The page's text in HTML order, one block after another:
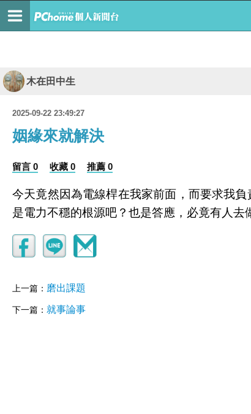
木在田中生
2025-09-22 23:49:27
姻緣來就解決
留言 0 收藏 0 推薦 0
今天竟然因為電線桿在我家前面，而要求我
是電力不穩的根源吧？也是答應，必竟有人去
上一篇： 磨出課題
下一篇： 就事論事